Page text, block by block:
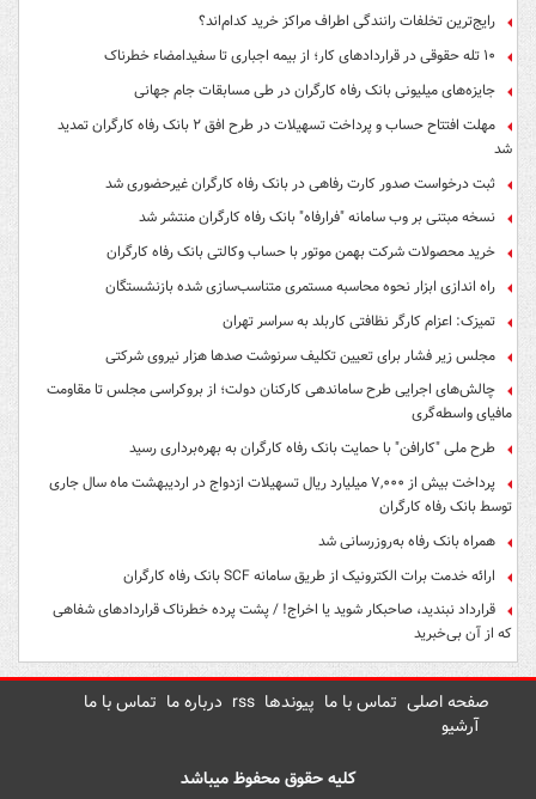
رایج‌ترین تخلفات رانندگی اطراف مراکز خرید کدام‌اند؟
۱۰ تله حقوقی در قراردادهای کار؛ از بیمه اجباری تا سفیدامضاء خطرناک
جایزه‌های میلیونی بانک رفاه کارگران در طی مسابقات جام جهانی
مهلت افتتاح حساب و پرداخت تسهیلات در طرح افق ۲ بانک رفاه کارگران تمدید
شد
ثبت درخواست صدور کارت رفاهی در بانک رفاه کارگران غیرحضوری شد
نسخه مبتنی بر وب سامانه "فرارفاه" بانک رفاه کارگران منتشر شد
خرید محصولات شرکت بهمن موتور با حساب وکالتی بانک رفاه کارگران
راه اندازی ابزار نحوه محاسبه مستمری متناسب‌سازی شده بازنشستگان
تمیزک: اعزام کارگر نظافتی کاربلد به سراسر تهران
مجلس زیر فشار برای تعیین تکلیف سرنوشت صدها هزار نیروی شرکتی
چالش‌های اجرایی طرح ساماندهی کارکنان دولت؛ از بروکراسی مجلس تا مقاومت
مافیای واسطه‌گری
طرح ملی "کارافن" با حمایت بانک رفاه کارگران به بهره‌برداری رسید
پرداخت بیش از ۷,۰۰۰ میلیارد ریال تسهیلات ازدواج در اردیبهشت ماه سال جاری
توسط بانک رفاه کارگران
همراه بانک رفاه به‌روزرسانی شد
ارائه خدمت برات الکترونیک از طریق سامانه SCF بانک رفاه کارگران
قرارداد نبندید، صاحبکار شوید یا اخراج! / پشت پرده خطرناک قراردادهای شفاهی
که از آن بی‌خبرید
صفحه اصلی تماس با ما پیوندها rss درباره ما تماس با ما
آرشیو
کلیه حقوق محفوظ میباشد